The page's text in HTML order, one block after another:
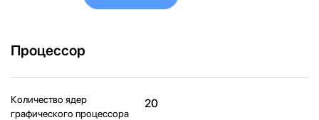
Процессор
Количество ядер
графического процессора
20